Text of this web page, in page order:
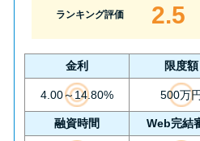
年収が低い
落ちる？バ
を分析
みずほ銀行
ランキング評価 2.5
金利 限度額
4.00～14.80% 500万円
融資時間 Web完結